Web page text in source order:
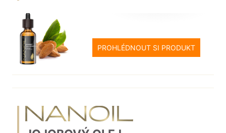
PROHLÉDNOUT SI PRODUKT